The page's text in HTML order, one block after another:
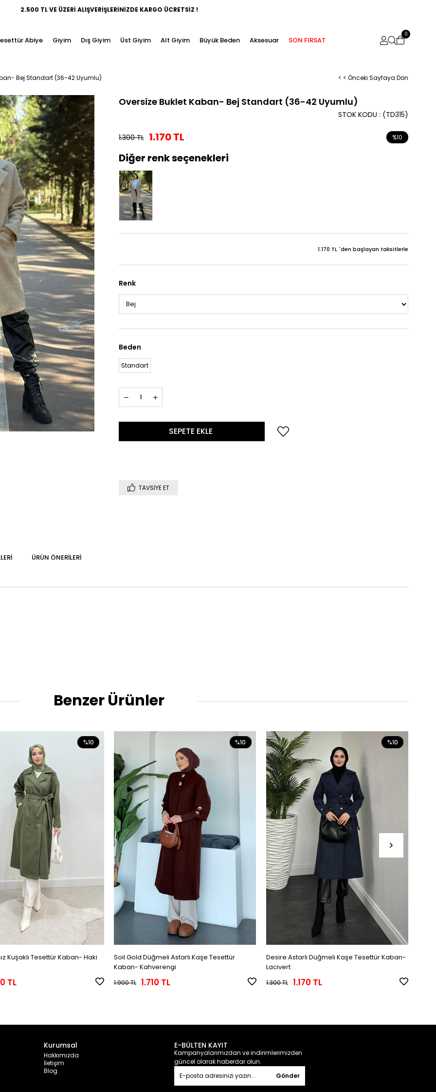
2.500 TL VE ÜZERİ ALIŞVERİŞLERİNİZDE KARGO ÜCRETSİZ !
Abiye Giyim Dış Giyim Üst Giyim Alt Giyim Büyük Beden Aksesuar SON FIRSAT
0
Bej Standart (36-42 Uyumlu) < < Önceki Sayfaya Dön
Oversize Buklet Kaban- Bej Standart (36-42 Uyumlu)
(TD315)
STOK KODU
1.300 TL 1.170 TL %10
Diğer renk seçenekleri
1.170 TL `den başlayan taksitlerle
Renk
Beden
Standart
TAVSIYE ET
ÜRÜN ÖNERILERI
Benzer Ürünler
Kuşaklı Tesettür Kaban- Haki
TL
%10
Soil Gold Düğmeli Astarlı Kaşe Tesettür
Kaban- Kahverengi
1.710 TL
1.900 TL
%10
Desire Astarlı Düğmeli Kaşe Tesettür Kaban-
Lacivert
1.170 TL
1.300 TL
%10
Kurumsal
Hakkımızda
İletişim
Blog
E-BÜLTEN KAYIT
Kampanyalarımızdan ve indirimlerimizden
güncel olarak haberdar olun.
Gönder